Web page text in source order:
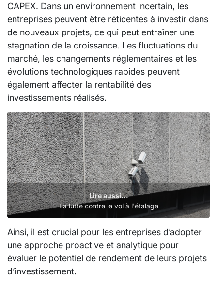
CAPEX. Dans un environnement incertain, les
entreprises peuvent être réticentes à investir dans
de nouveaux projets, ce qui peut entraîner une
stagnation de la croissance. Les fluctuations du
marché, les changements réglementaires et les
évolutions technologiques rapides peuvent
également affecter la rentabilité des
investissements réalisés.
Lire aussi...
La lutte contre le vol à l'étalage
Ainsi, il est crucial pour les entreprises d’adopter
une approche proactive et analytique pour
évaluer le potentiel de rendement de leurs projets
d’investissement.